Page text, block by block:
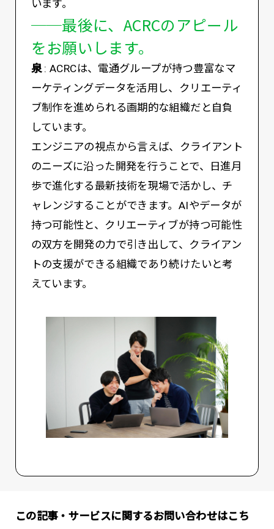
います。
──最後に、ACRCのアピール
をお願いします。
泉: ACRCは、電通グループが持つ豊富なマ
ーケティングデータを活用し、クリエーティ
ブ制作を進められる画期的な組織だと自負
しています。
エンジニアの視点から言えば、クライアント
のニーズに沿った開発を行うことで、日進月
歩で進化する最新技術を現場で活かし、チ
ャレンジすることができます。AIやデータが
持つ可能性と、クリエーティブが持つ可能性
の双方を開発の力で引き出して、クライアン
トの支援ができる組織であり続けたいと考
えています。
この記事・サービスに関するお問い合わせはこち